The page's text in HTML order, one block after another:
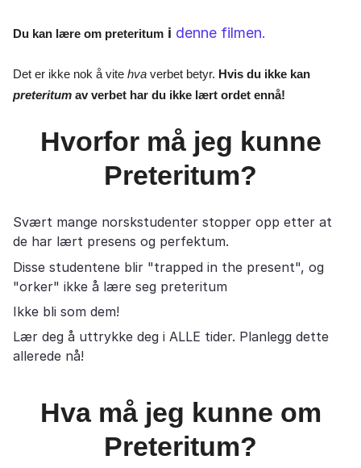
Du kan lære om preteritum i denne filmen.
Det er ikke nok å vite hva verbet betyr. Hvis du ikke kan
preteritum av verbet har du ikke lært ordet ennå!
Hvorfor må jeg kunne
Preteritum?
Svært mange norskstudenter stopper opp etter at
de har lært presens og perfektum.
Disse studentene blir "trapped in the present", og
"orker" ikke å lære seg preteritum
Ikke bli som dem!
Lær deg å uttrykke deg i ALLE tider. Planlegg dette
allerede nå!
Hva må jeg kunne om
Preteritum?